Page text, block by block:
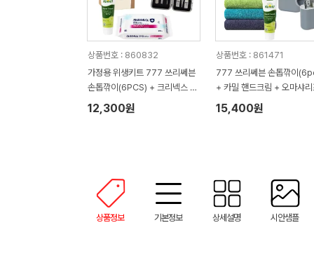
상품번호 : 860832
가정용 위생키트 777 쓰리쎄븐
손톱깎이(6PCS) + 크리넥스 살
균소독 물티슈 + 카밀 핸드크림
선물세트
12,300원
상품번호 : 861471
777 쓰리쎄븐 손톱깎이
+ 카밀 핸드크림 + 오마샤리
리본 150g 호텔 수건 타올
세트
15,400원
상품정보 기본정보 상세설명 시안샘플